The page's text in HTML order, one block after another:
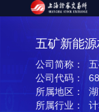
五矿新能
公司简称：
公司代码：
所属地区：
所属行业：